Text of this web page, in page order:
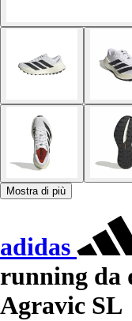
Mostra di più
adidas
running da
Agravic SL